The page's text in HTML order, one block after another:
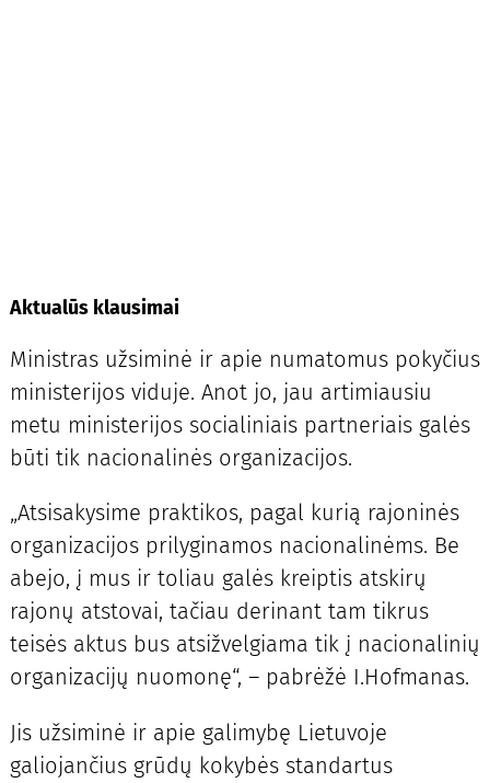
Aktualūs klausimai
Ministras užsiminė ir apie numatomus pokyčius
ministerijos viduje. Anot jo, jau artimiausiu
metu ministerijos socialiniais partneriais galės
būti tik nacionalinės organizacijos.
„Atsisakysime praktikos, pagal kurią rajoninės
organizacijos prilyginamos nacionalinėms. Be
abejo, į mus ir toliau galės kreiptis atskirų
rajonų atstovai, tačiau derinant tam tikrus
teisės aktus bus atsižvelgiama tik į nacionalinių
organizacijų nuomonę“, – pabrėžė I.Hofmanas.
Jis užsiminė ir apie galimybę Lietuvoje
galiojančius grūdų kokybės standartus